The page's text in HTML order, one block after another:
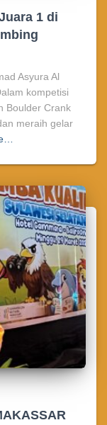
1 di
Asyura Al
kompetisi
Boulder Crank
meraih gelar